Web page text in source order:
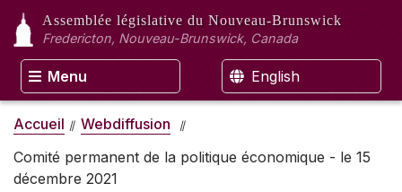
Assemblée législative du Nouveau-Brunswick
Fredericton, Nouveau-Brunswick, Canada
Menu English
Accueil
Webdiffusion
Comité permanent de la politique économique - le 15
décembre 2021